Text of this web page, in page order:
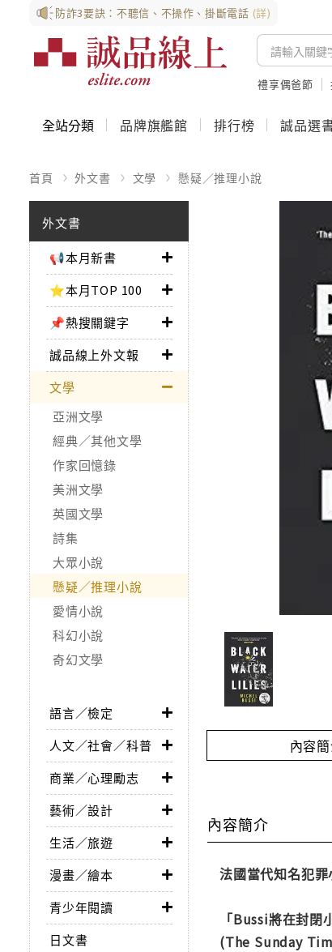
防詐3要訣：不聽信、不操作、掛斷電話 (詳)
禮享偶爸節
全站分類 品牌旗艦館 排行榜 誠品選
首頁 外文書 文學 懸疑／推理小說
外文書
📢本月新書
⭐本月TOP 100
📌熱搜關鍵字
誠品線上外文報
文學
亞洲文學
經典／其他文學
作家回憶錄
美洲文學
英國文學
詩集
大眾小說
懸疑／推理小說
愛情小說
科幻小說
奇幻文學
語言／檢定
人文／社會／科普
商業／心理勵志
藝術／設計
生活／旅遊
漫畫／繪本
青少年閱讀
日文書
內容
內容簡介
法國當代知名犯
「Bussi將在封
(The Sunday